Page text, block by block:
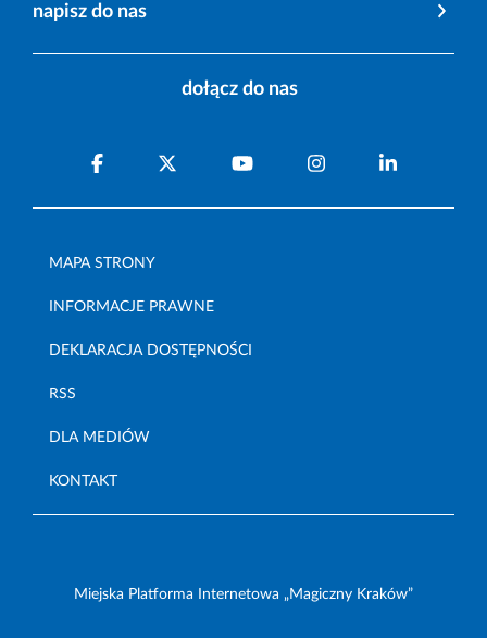
napisz do nas
dołącz do nas
MAPA STRONY
INFORMACJE PRAWNE
DEKLARACJA DOSTĘPNOŚCI
RSS
DLA MEDIÓW
KONTAKT
Miejska Platforma Internetowa „Magiczny Kraków”